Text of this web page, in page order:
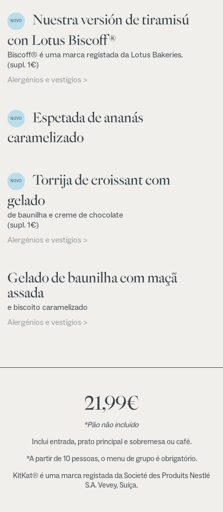
NOVO
Nuestra versión de tiramisú
con Lotus Biscoff®
Biscoff® é uma marca registada da Lotus Bakeries.
(supl. 1€)
Alergénios e vestígios >
NOVO
Espetada de ananás
caramelizado
NOVO
Torrija de croissant com
gelado
de baunilha e creme de chocolate
(supl. 1€)
Alergénios e vestígios >
Gelado de baunilha com maçã
assada
e biscoito caramelizado
Alergénios e vestígios >
21,99€
*Pão não incluído
Inclui entrada, prato principal e sobremesa ou café.
*A partir de 10 pessoas, o menu de grupo é obrigatório.
KitKat® é uma marca registada da Societé des Produits Nestlé
S.A. Vevey, Suíça.